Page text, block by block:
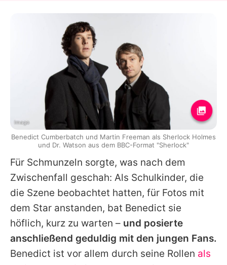
Für Schmunzeln sorgte, was nach dem
Zwischenfall geschah: Als Schulkinder, die
die Szene beobachtet hatten, für Fotos mit
dem Star anstanden, bat Benedict sie
höflich, kurz zu warten – und posierte
anschließend geduldig mit den jungen Fans.
Benedict ist vor allem durch seine Rollen als
Imago
Benedict Cumberbatch und Martin Freeman als Sherlock Holmes
und Dr. Watson aus dem BBC-Format "Sherlock"